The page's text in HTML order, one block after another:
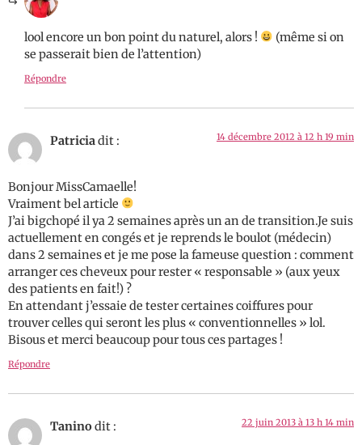
lool encore un bon point du naturel, alors !
(même si on
se passerait bien de l’attention)
Répondre
Patriciadit : 14 décembre 2012 à 12 h 19 min
Bonjour MissCamaelle!
Vraiment bel article
J’ai bigchopé il ya 2 semaines après un an de transition.Je suis
actuellement en congés et je reprends le boulot (médecin)
dans 2 semaines et je me pose la fameuse question : comment
arranger ces cheveux pour rester « responsable » (aux yeux
des patients en fait!) ?
En attendant j’essaie de tester certaines coiffures pour
trouver celles qui seront les plus « conventionnelles » lol.
Bisous et merci beaucoup pour tous ces partages !
Répondre
Taninodit : 22 juin 2013 à 13 h 14 min